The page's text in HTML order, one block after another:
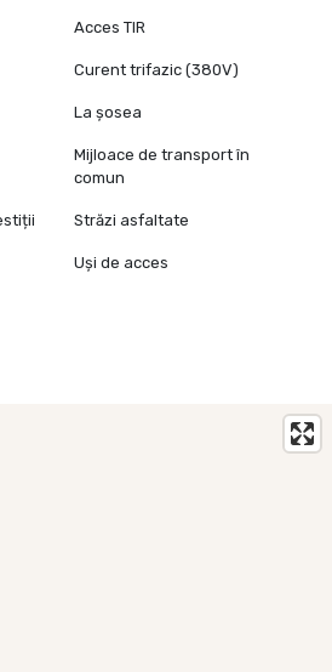
Acces TIR
Curent trifazic (380V)
La șosea
Mijloace de transport în
comun
Străzi asfaltate
Uși de acces